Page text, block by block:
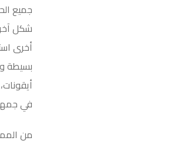
جميع
شكل
أخرى
بسيطة
في
من